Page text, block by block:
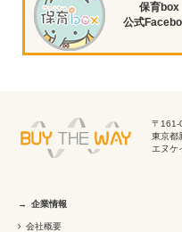
保育box
公式
〒161-
東京都
エヌケ
企業情報
会社概要